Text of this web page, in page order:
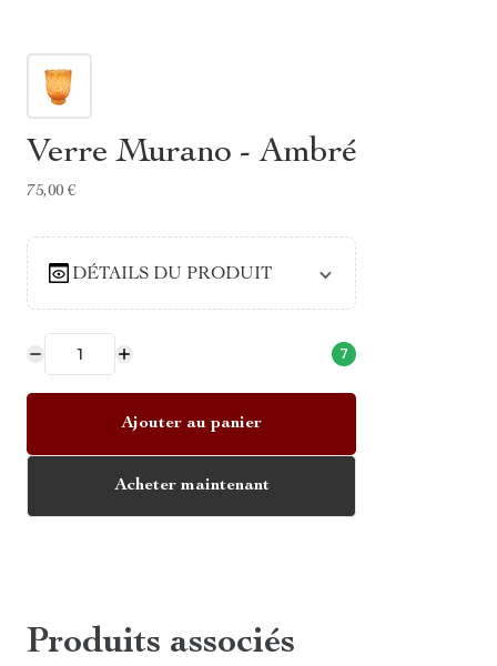
Verre Murano - Ambré
75,00 €
DÉTAILS DU PRODUIT
7
Ajouter au panier
Acheter maintenant
Produits associés